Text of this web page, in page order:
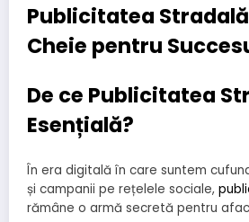
Publicitatea
Cheie pentru
De ce Publicitatea
Esențială?
În era digitală în care suntem
și campanii pe rețelele sociale,
rămâne o armă secretă pentru